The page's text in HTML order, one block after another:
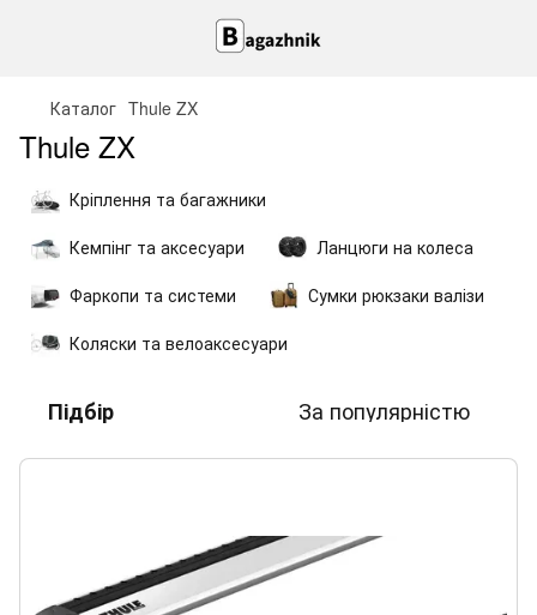
Каталог Thule ZX
Thule ZX
Кріплення та багажники
Кемпінг та аксесуари
Ланцюги на колеса
Фаркопи та системи
Сумки рюкзаки валізи
Коляски та велоаксесуари
Підбір За популярністю